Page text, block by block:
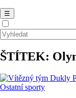
☰
ŠTÍTEK:
Ostatní sporty